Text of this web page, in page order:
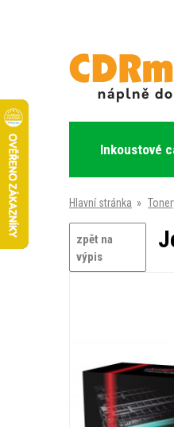
Inkoustové
Hlavní stránka »
zpět na
výpis